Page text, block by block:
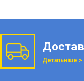
Детальніше >